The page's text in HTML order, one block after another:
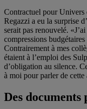
Contractuel pour Univers
Regazzi a eu la surprise
serait pas renouvelé.
compressions
Contrairement à mes
étaient à l’emploi des
d’obligation au silence.
à moi pour parler de cette
Des documents